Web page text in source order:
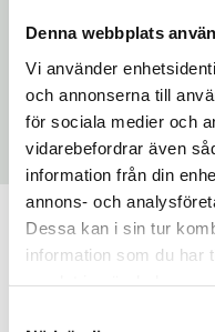
Denna webbplats
Vi använder
och annonserna till
för sociala medier och
vidarebefordrar även
information från din
annons- och
Dessa kan i sin tur
information som du har
konfiguration, som bara
identitet, ger dock ingen
öppet och är lika enkelt
lästeknik, så som PROX